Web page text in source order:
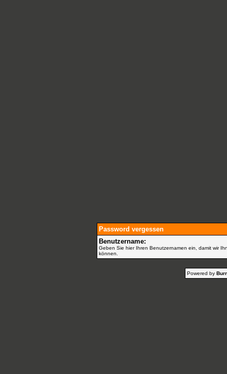
Password vergessen
Benutzername:
Geben Sie hier Ihren Benutzernamen ein, damit wir
können.
Powered by